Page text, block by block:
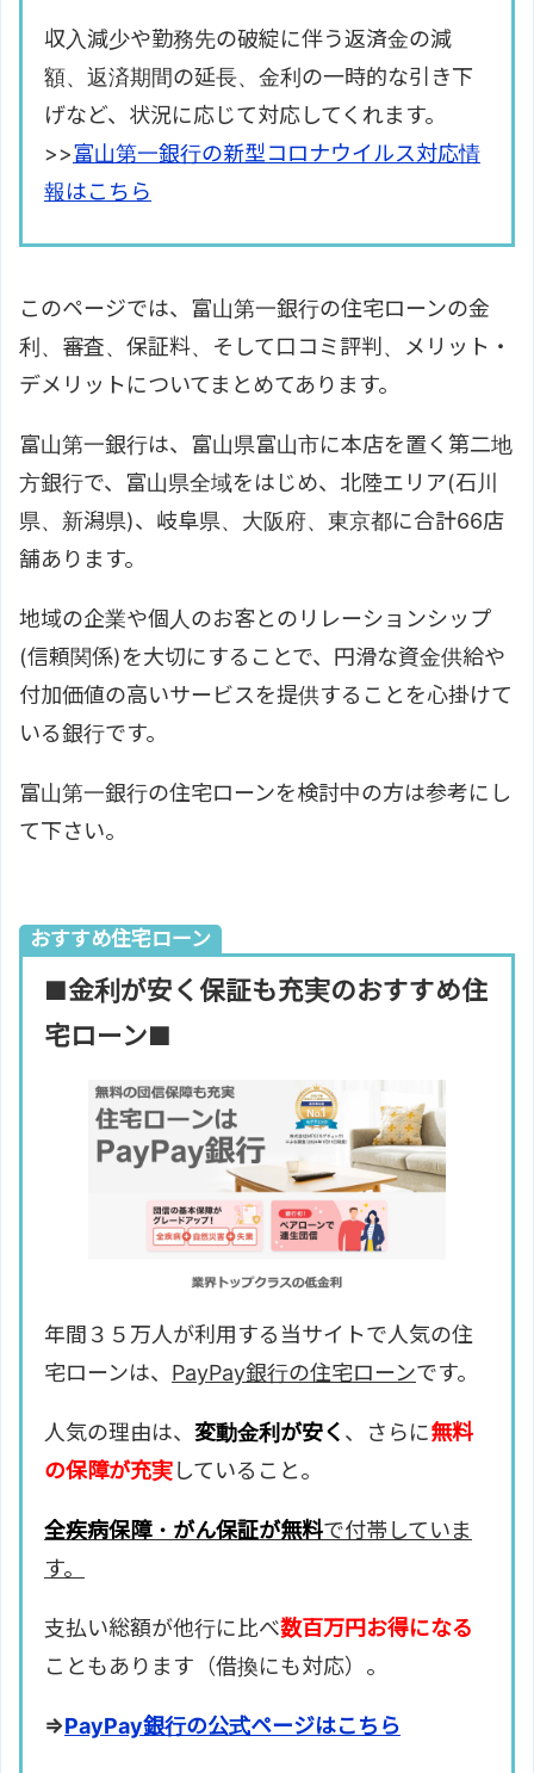
収入減少や勤務先の破綻に伴う返済金の減
額、返済期間の延長、金利の一時的な引き下
げなど、状況に応じて対応してくれます。
>>富山第一銀行の新型コロナウイルス対応情
報はこちら
このページでは、富山第一銀行の住宅ローンの金
利、審査、保証料、そして口コミ評判、メリット・
デメリットについてまとめてあります。
富山第一銀行は、富山県富山市に本店を置く第二地
方銀行で、富山県全域をはじめ、北陸エリア(石川
県、新潟県)、岐阜県、大阪府、東京都に合計66店
舗あります。
地域の企業や個人のお客とのリレーションシップ
(信頼関係)を大切にすることで、円滑な資金供給や
付加価値の高いサービスを提供することを心掛けて
いる銀行です。
富山第一銀行の住宅ローンを検討中の方は参考にし
て下さい。
おすすめ住宅ローン
■金利が安く保証も充実のおすすめ住
宅ローン■
年間３５万人が利用する当サイトで人気の住
宅ローンは、 PayPay銀行の住宅ローンです。
人気の理由は、 変動金利が安く 、さらに無料
の保障が充実していること。
全疾病保障・がん保証が無料で付帯していま
す。
支払い総額が他行に比べ数百万円お得になる
こともあります（借換にも対応）。
⇒PayPay銀行の公式ページはこちら